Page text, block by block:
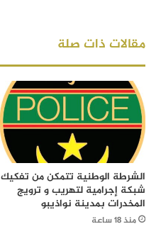
مقالات ذات صلة
الشرطة الوطنية تتمكن من تفكيك
شبكة إجرامية لتهريب و ترويج
المخدرات بمدينة نواذيبو
منذ 18 ساعة